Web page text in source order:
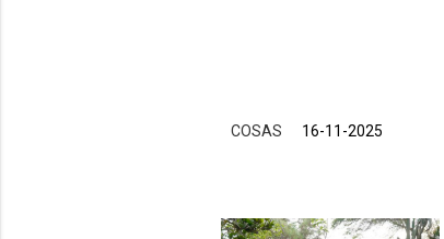
COSAS 16-11-2025